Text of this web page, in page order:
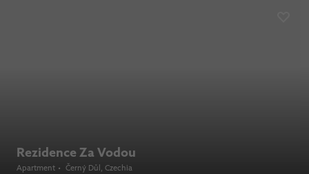
Rezidence Za Vodou
Apartment • Černý Důl , Czechia